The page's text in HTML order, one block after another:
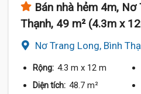
Bán nhà hẻm 4m,
Thạnh, 49 m² (4.3m x
Nơ Trang Long, Bình
Rộng: 4.3 m x 12 m
Diện tích: 48.7 m²